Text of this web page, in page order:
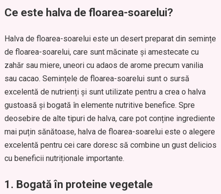
Ce este halva de floarea-soarelui?
Halva de floarea-soarelui este un desert preparat din semințe
de floarea-soarelui, care sunt măcinate și amestecate cu
zahăr sau miere, uneori cu adaos de arome precum vanilia
sau cacao. Semințele de floarea-soarelui sunt o sursă
excelentă de nutrienți și sunt utilizate pentru a crea o halva
gustoasă și bogată în elemente nutritive benefice. Spre
deosebire de alte tipuri de halva, care pot conține ingrediente
mai puțin sănătoase, halva de floarea-soarelui este o alegere
excelentă pentru cei care doresc să combine un gust delicios
cu beneficii nutriționale importante.
1. Bogată în proteine vegetale